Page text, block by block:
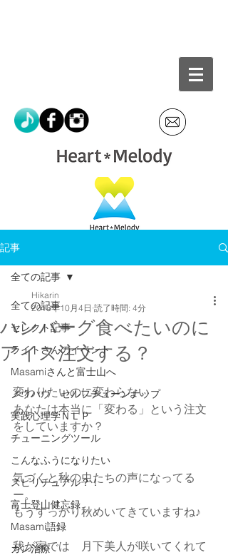
記事
全ての記事
セレクト記事
ライトさんのイベント
Masamiさんと富士山へ
ノウハウ セルフチューンナップ
実践心理学ＮＬＰ
チューニングツール
こんなふうになりたい
スピリチュアル？！
富士登山健忘録
Masami語録
ガン治療
全ての記事
ハンバーグ食べたいのに
アイス注文する？
Hikarin
2018年10月4日 読了時間: 4分
変わりたいのに変わらない
あなたは本当に「変わる」という注文
をしていますか？
気づくと秋の虫たちの声になってる
ー。
もうすっかり秋めいてきていますね♪
我が家では　月下美人が咲いてくれて